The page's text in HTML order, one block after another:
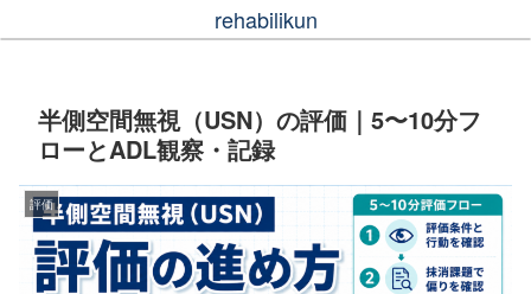
rehabilikun
半側空間無視（USN）の評価｜5〜10分フ
ローとADL観察・記録
評価